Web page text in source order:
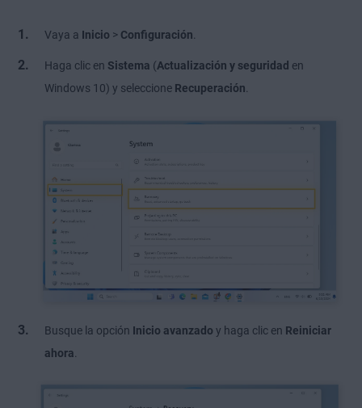
Vaya a Inicio > Configuración.
Haga clic en Sistema (Actualización y seguridad en
Windows 10) y seleccione Recuperación.
Busque la opción Inicio avanzado y haga clic en Reiniciar
ahora